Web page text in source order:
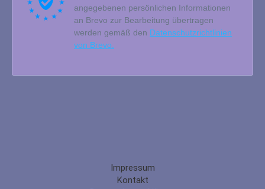
Impressum
Kontakt